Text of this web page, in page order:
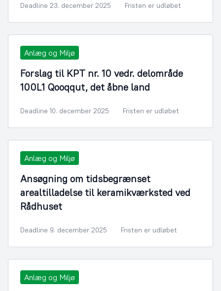
Deadline 23. december 2025 Fristen er udløbet
Anlæg og Miljø
Forslag til KPT nr. 10 vedr. delområde
100L1 Qooqqut, det åbne land
Deadline 10. december 2025 Fristen er udløbet
Anlæg og Miljø
Ansøgning om tidsbegrænset
arealtilladelse til keramikværksted ved
Rådhuset
Deadline 9. december 2025 Fristen er udløbet
Anlæg og Miljø